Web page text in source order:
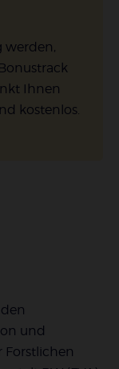
werden,
Ihnen
kostenlos.
und
Forstlichen